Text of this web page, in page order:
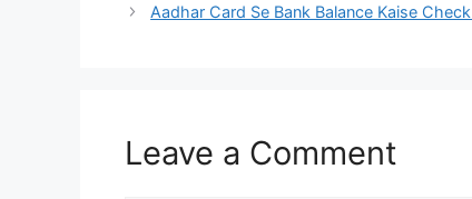
Aadhar Card Se Bank Balance Kaise Check
Leave a Comment